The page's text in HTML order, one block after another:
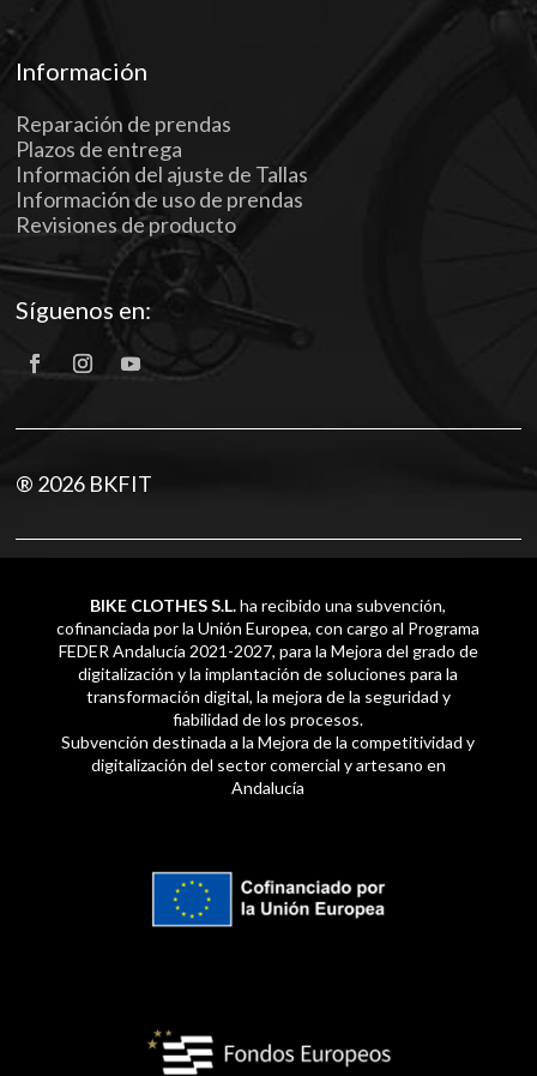
Información
Reparación de prendas
Plazos de entrega
Información del ajuste de Tallas
Información de uso de prendas
Revisiones de producto
Síguenos en:
® 2026 BKFIT
BIKE CLOTHES S.L.ha recibido una subvención,
cofinanciada por la Unión Europea, con cargo al Programa
FEDER Andalucía 2021-2027, para la Mejora del grado de
digitalización y la implantación de soluciones para la
transformación digital, la mejora de la seguridad y
fiabilidad de los procesos.
Subvención destinada a la Mejora de la competitividad y
digitalización del sector comercial y artesano en
Andalucía